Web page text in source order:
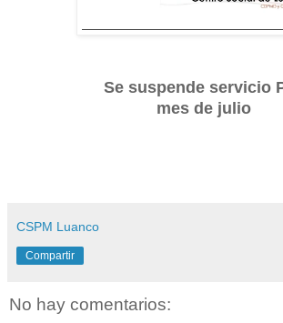
Se suspende servicio
mes de julio
CSPM Luanco
Compartir
No hay comentarios: